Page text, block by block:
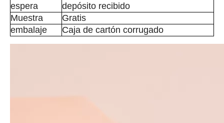
espera
depósito recibido
Muestra
Gratis
embalaje
Caja de cartón corrugado